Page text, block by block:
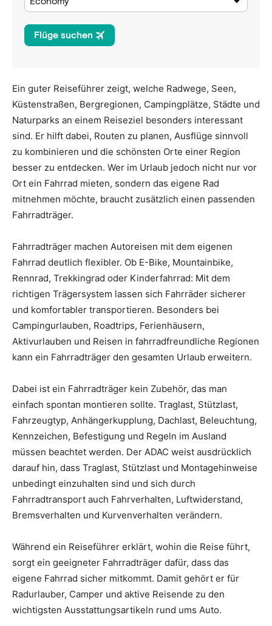
Ein guter Reiseführer zeigt, welche Radwege, Seen,
Küstenstraßen, Bergregionen, Campingplätze, Städte und
Naturparks an einem Reiseziel besonders interessant
sind. Er hilft dabei, Routen zu planen, Ausflüge sinnvoll
zu kombinieren und die schönsten Orte einer Region
besser zu entdecken. Wer im Urlaub jedoch nicht nur vor
Ort ein Fahrrad mieten, sondern das eigene Rad
mitnehmen möchte, braucht zusätzlich einen passenden
Fahrradträger.
Fahrradträger machen Autoreisen mit dem eigenen
Fahrrad deutlich flexibler. Ob E-Bike, Mountainbike,
Rennrad, Trekkingrad oder Kinderfahrrad: Mit dem
richtigen Trägersystem lassen sich Fahrräder sicherer
und komfortabler transportieren. Besonders bei
Campingurlauben, Roadtrips, Ferienhäusern,
Aktivurlauben und Reisen in fahrradfreundliche Regionen
kann ein Fahrradträger den gesamten Urlaub erweitern.
Dabei ist ein Fahrradträger kein Zubehör, das man
einfach spontan montieren sollte. Traglast, Stützlast,
Fahrzeugtyp, Anhängerkupplung, Dachlast, Beleuchtung,
Kennzeichen, Befestigung und Regeln im Ausland
müssen beachtet werden. Der ADAC weist ausdrücklich
darauf hin, dass Traglast, Stützlast und Montagehinweise
unbedingt einzuhalten sind und sich durch
Fahrradtransport auch Fahrverhalten, Luftwiderstand,
Bremsverhalten und Kurvenverhalten verändern.
Während ein Reiseführer erklärt, wohin die Reise führt,
sorgt ein geeigneter Fahrradträger dafür, dass das
eigene Fahrrad sicher mitkommt. Damit gehört er für
Radurlauber, Camper und aktive Reisende zu den
wichtigsten Ausstattungsartikeln rund ums Auto.